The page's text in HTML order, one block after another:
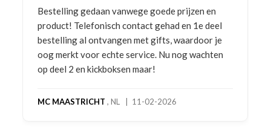
Bestelling gedaan vanwege goede prijzen en
product! Telefonisch contact gehad en 1e deel
bestelling al ontvangen met gifts, waardoor je
oog merkt voor echte service. Nu nog wachten
op deel 2 en kickboksen maar!
MC MAASTRICHT , NL | 11-02-2026